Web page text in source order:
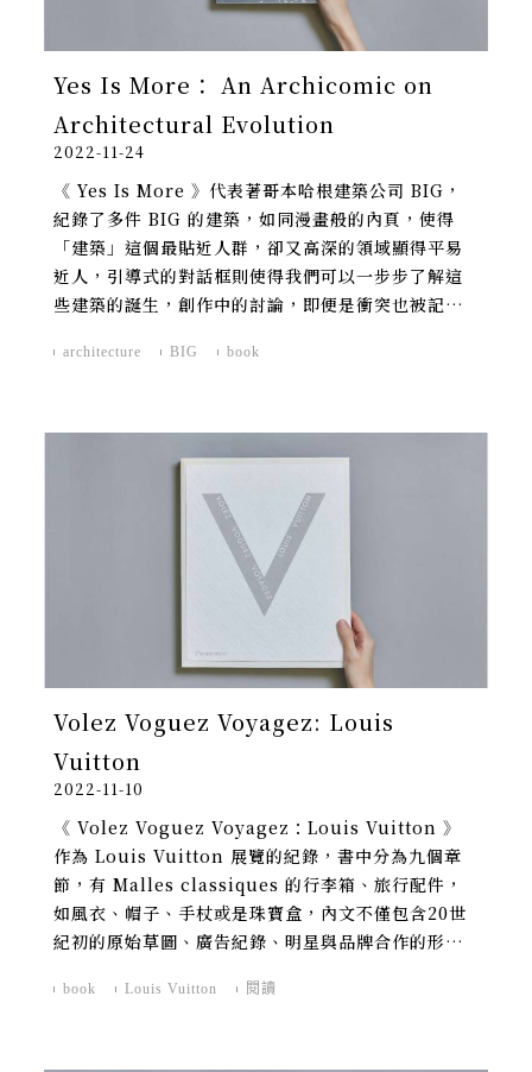
Yes Is More： An Archicomic on
Architectural Evolution
2022-11-24
《 Yes Is More 》代表著哥本哈根建築公司 BIG，
紀錄了多件 BIG 的建築，如同漫畫般的內頁，使得
「建築」這個最貼近人群，卻又高深的領域顯得平易
近人，引導式的對話框則使得我們可以一步步了解這
些建築的誕生，創作中的討論，即便是衝突也被記錄
architecture BIG book
Volez Voguez Voyagez: Louis
Vuitton
2022-11-10
《 Volez Voguez Voyagez：Louis Vuitton 》
作為 Louis Vuitton 展覽的紀錄，書中分為九個章
節，有 Malles classiques 的行李箱、旅行配件，
如風衣、帽子、手杖或是珠寶盒，內文不僅包含20世
紀初的原始草圖、廣告紀錄、明星與品牌合作的形象
1906 年第一款行李箱。
book Louis Vuitton 閱讀